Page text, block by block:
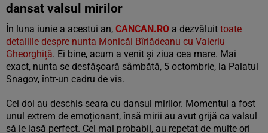
dansat valsul mirilor
În luna iunie a acestui an, CANCAN.RO a dezvăluit toate
detaliile despre nunta Monicăi Bîrlădeanu cu Valeriu
Gheorghiță. Ei bine, acum a venit și ziua cea mare. Mai
exact, nunta se desfășoară sâmbătă, 5 octombrie, la Palatul
Snagov, într-un cadru de vis.
Cei doi au deschis seara cu dansul mirilor. Momentul a fost
unul extrem de emoționant, însă mirii au avut grijă ca valsul
să le iasă perfect. Cel mai probabil, au repetat de multe ori